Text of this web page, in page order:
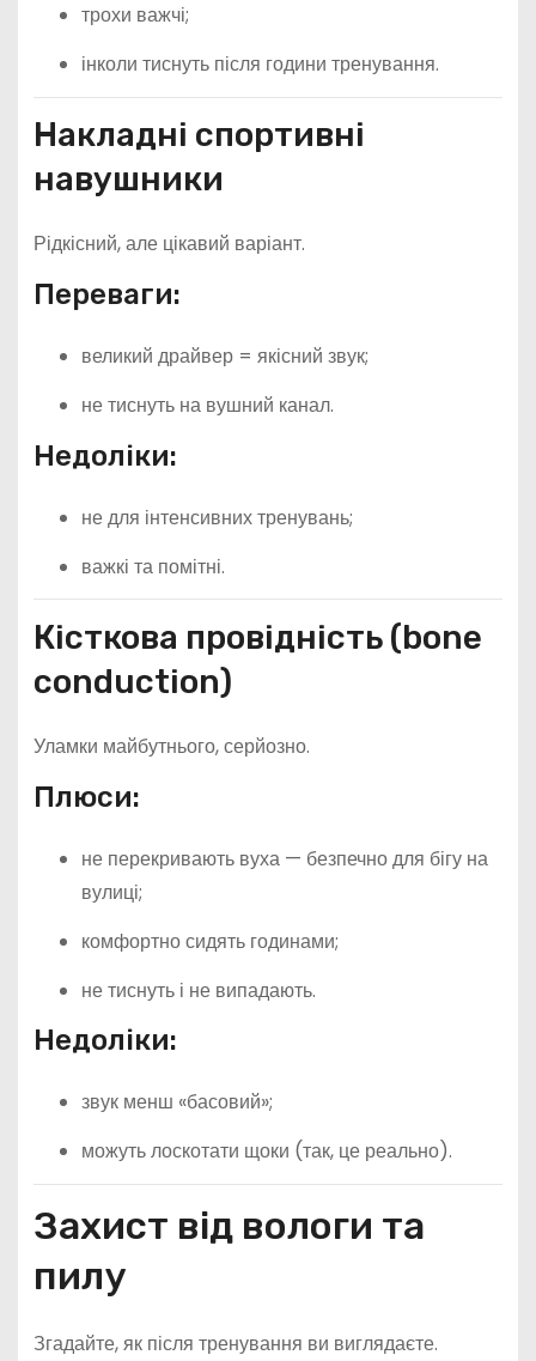
трохи важчі;
інколи тиснуть після години тренування.
Накладні спортивні
навушники
Рідкісний, але цікавий варіант.
Переваги:
великий драйвер = якісний звук;
не тиснуть на вушний канал.
Недоліки:
не для інтенсивних тренувань;
важкі та помітні.
Кісткова провідність (bone
conduction)
Уламки майбутнього, серйозно.
Плюси:
не перекривають вуха — безпечно для бігу на
вулиці;
комфортно сидять годинами;
не тиснуть і не випадають.
Недоліки:
звук менш «басовий»;
можуть лоскотати щоки (так, це реально).
Захист від вологи та
пилу
Згадайте, як після тренування ви виглядаєте.